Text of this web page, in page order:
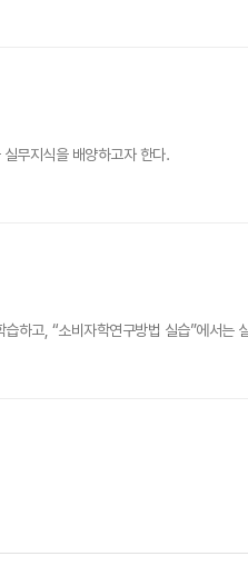
무지식을 배양하고자 한다.
하고, “소비자학연구방법 실습”에서는